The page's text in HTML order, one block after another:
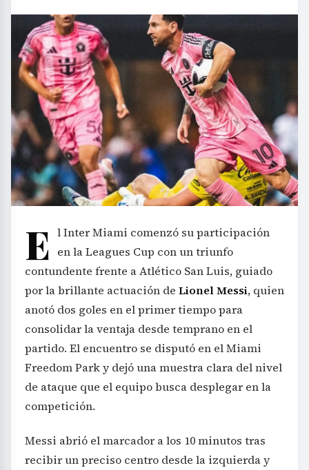
E l Inter Miami comenzó su participación
en la Leagues Cup con un triunfo
contundente frente a Atlético San Luis, guiado
por la brillante actuación de Lionel Messi, quien
anotó dos goles en el primer tiempo para
consolidar la ventaja desde temprano en el
partido. El encuentro se disputó en el Miami
Freedom Park y dejó una muestra clara del nivel
de ataque que el equipo busca desplegar en la
competición.
Messi abrió el marcador a los 10 minutos tras
recibir un preciso centro desde la izquierda y